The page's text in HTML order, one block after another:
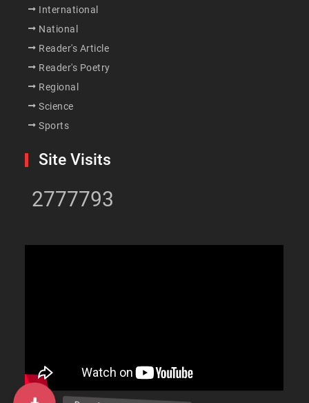
International
National
Reader's Article
Reader's Poetry
Regional
Science
Sports
Site Visits
2777793